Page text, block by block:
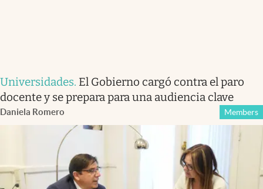
Universidades. El Gobierno cargó contra el paro
docente y se prepara para una audiencia clave
Daniela Romero Members